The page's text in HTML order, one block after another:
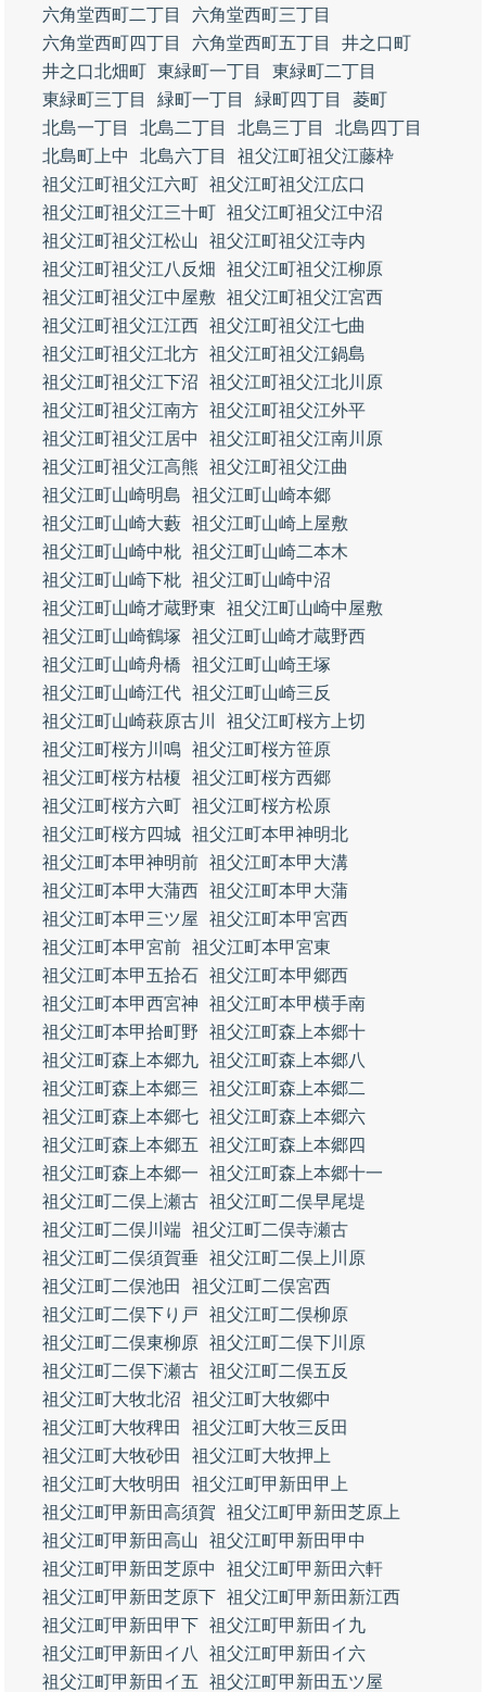
六角堂西町二丁目
六角堂西町三丁目
六角堂西町四丁目
六角堂西町五丁目
井之口町
井之口北畑町 東緑町一丁目
東緑町二丁目
東緑町三丁目
緑町一丁目 緑町四丁目
菱町
北島一丁目
北島二丁目 北島三丁目
北島四丁目
北島町上中
北島六丁目
祖父江町祖父江藤枠
祖父江町祖父江六町 祖父江町祖父江広口
祖父江町祖父江三十町 祖父江町祖父江中沼
祖父江町祖父江松山
祖父江町祖父江寺内
祖父江町祖父江八反畑
祖父江町祖父江柳原
祖父江町祖父江中屋敷
祖父江町祖父江宮西
祖父江町祖父江江西 祖父江町祖父江七曲
祖父江町祖父江北方 祖父江町祖父江鍋島
祖父江町祖父江下沼
祖父江町祖父江北川原
祖父江町祖父江南方 祖父江町祖父江外平
祖父江町祖父江居中
祖父江町祖父江南川原
祖父江町祖父江高熊
祖父江町祖父江曲
祖父江町山崎明島
祖父江町山崎本郷
祖父江町山崎大藪 祖父江町山崎上屋敷
祖父江町山崎中枇 祖父江町山崎二本木
祖父江町山崎下枇 祖父江町山崎中沼
祖父江町山崎才蔵野東
祖父江町山崎中屋敷
祖父江町山崎鶴塚
祖父江町山崎才蔵野西
祖父江町山崎舟橋
祖父江町山崎王塚
祖父江町山崎江代 祖父江町山崎三反
祖父江町山崎萩原古川
祖父江町桜方上切
祖父江町桜方川鳴 祖父江町桜方笹原
祖父江町桜方枯榎
祖父江町桜方西郷
祖父江町桜方六町 祖父江町桜方松原
祖父江町桜方四城 祖父江町本甲神明北
祖父江町本甲神明前 祖父江町本甲大溝
祖父江町本甲大蒲西 祖父江町本甲大蒲
祖父江町本甲三ツ屋
祖父江町本甲宮西
祖父江町本甲宮前 祖父江町本甲宮東
祖父江町本甲五拾石 祖父江町本甲郷西
祖父江町本甲西宮神
祖父江町本甲横手南
祖父江町本甲拾町野
祖父江町森上本郷十
祖父江町森上本郷九 祖父江町森上本郷八
祖父江町森上本郷三
祖父江町森上本郷二
祖父江町森上本郷七 祖父江町森上本郷六
祖父江町森上本郷五
祖父江町森上本郷四
祖父江町森上本郷一
祖父江町森上本郷十一
祖父江町二俣上瀬古 祖父江町二俣早尾堤
祖父江町二俣川端 祖父江町二俣寺瀬古
祖父江町二俣須賀垂 祖父江町二俣上川原
祖父江町二俣池田
祖父江町二俣宮西
祖父江町二俣下り戸
祖父江町二俣柳原
祖父江町二俣東柳原 祖父江町二俣下川原
祖父江町二俣下瀬古 祖父江町二俣五反
祖父江町大牧北沼
祖父江町大牧郷中
祖父江町大牧稗田
祖父江町大牧三反田
祖父江町大牧砂田
祖父江町大牧押上
祖父江町大牧明田
祖父江町甲新田甲上
祖父江町甲新田高須賀
祖父江町甲新田芝原上
祖父江町甲新田高山
祖父江町甲新田甲中
祖父江町甲新田芝原中
祖父江町甲新田六軒
祖父江町甲新田芝原下 祖父江町甲新田新江西
祖父江町甲新田甲下 祖父江町甲新田イ九
祖父江町甲新田イ八
祖父江町甲新田イ六
祖父江町甲新田イ五
祖父江町甲新田五ツ屋